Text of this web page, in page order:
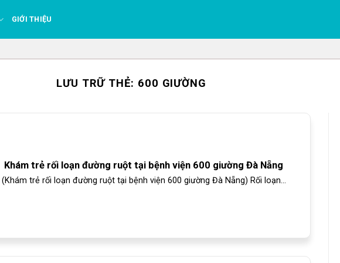
GIỚI THIỆU
LƯU TRỮ THẺ: 600 GIƯỜNG
Khám trẻ rối loạn đường ruột tại bệnh viện 600 giường Đà Nẵng
(Khám trẻ rối loạn đường ruột tại bệnh viện 600 giường Đà Nẵng) Rối loạn...